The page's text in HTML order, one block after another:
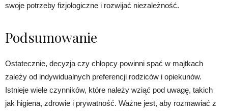
swoje potrzeby fizjologiczne i rozwijać niezależność.
Podsumowanie
Ostatecznie, decyzja czy chłopcy powinni spać w majtkach
zależy od indywidualnych preferencji rodziców i opiekunów.
Istnieje wiele czynników, które należy wziąć pod uwagę, takich
jak higiena, zdrowie i prywatność. Ważne jest, aby rozmawiać z